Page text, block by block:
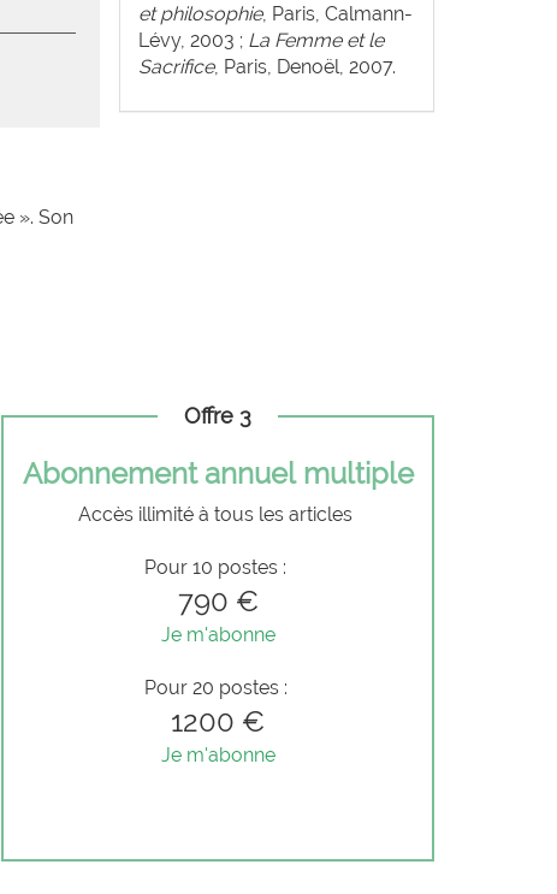
». Son
et philosophie, Paris, Calmann-
Lévy, 2003 ; La Femme et le
Sacrifice, Paris, Denoël, 2007.
Offre 3
Abonnement annuel multiple
Accès illimité à tous les articles
Pour 10 postes :
790 €
Je m'abonne
Pour 20 postes :
1200 €
Je m'abonne